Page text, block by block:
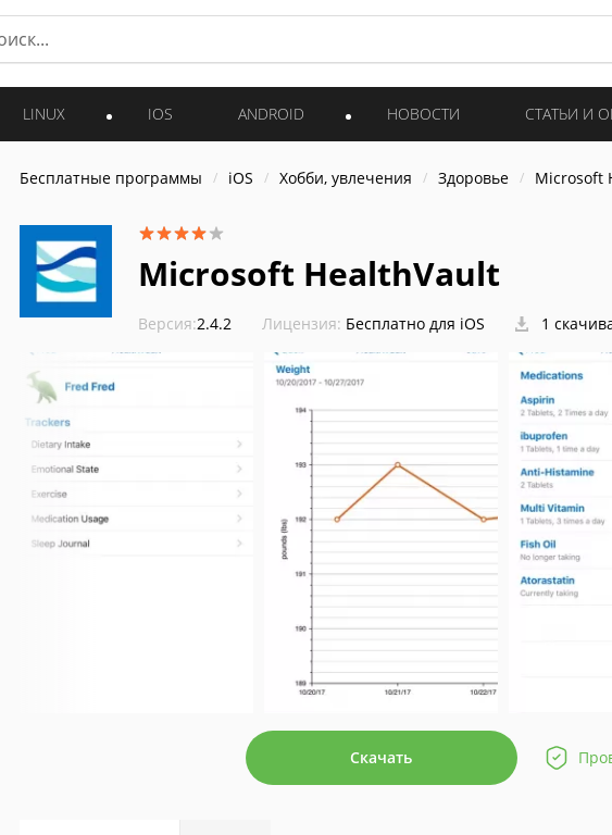
LINUX IOS ANDROID НОВОСТИ СТАТЬИ И
Бесплатные программы iOS Хобби, увлечения Здоровье Microsoft
Microsoft HealthVault
Версия:2.4.2 Лицензия: Бесплатно для iOS 1
Скачать